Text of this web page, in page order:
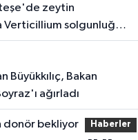
Verticillium solgunluğu
ağırladı
Haberler